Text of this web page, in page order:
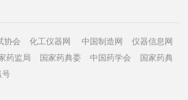
协会 化工仪器网 中国制造网
仪器信息网
药监局 国家药典委 中国药学会
国家药典
号